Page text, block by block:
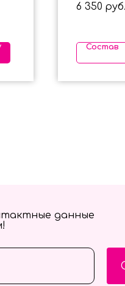
цвете
6 350 руб.
Состав
данные